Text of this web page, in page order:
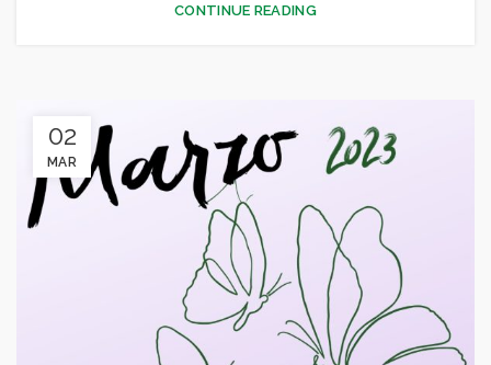
CONTINUE READING
02
MAR